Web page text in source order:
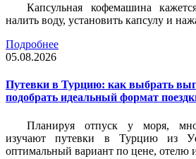
Капсульная кофемашина
налить воду, установить капсулу и
Подробнее
05.08.2026
Путевки в Турцию: как выбрать
подобрать идеальный формат
Планируя отпуск у моря,
изучают путевки в Турцию из
оптимальный вариант по цене, отелю